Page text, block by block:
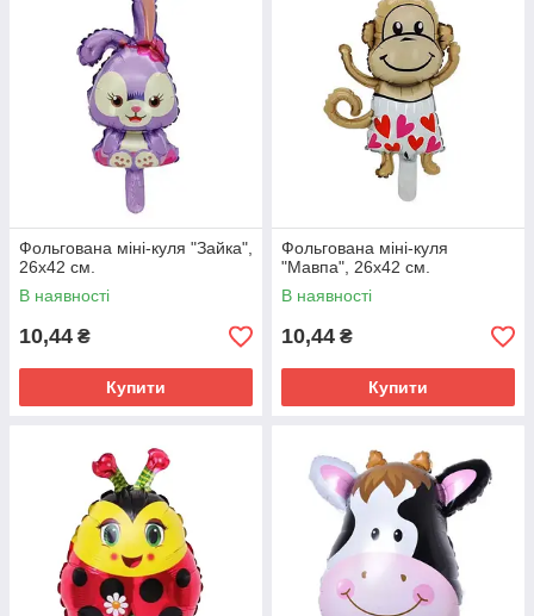
Фольгована міні-куля "Зайка",
26х42 см.
В наявності
10,44 ₴
Купити
Фольгована міні-куля
"Мавпа", 26х42 см.
В наявності
10,44 ₴
Купити